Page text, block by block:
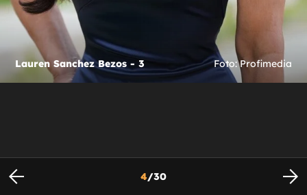
Lauren Sanchez Bezos - 3 Foto: Profimedia
4/30